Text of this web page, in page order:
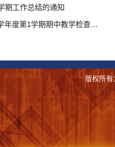
期工作总结的通知
度第1学期期中教学检查的通知
版权所